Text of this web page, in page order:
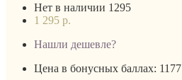
Нет в наличии 1295
1 295 р.
Нашли дешевле?
Цена в бонусных баллах: 1177